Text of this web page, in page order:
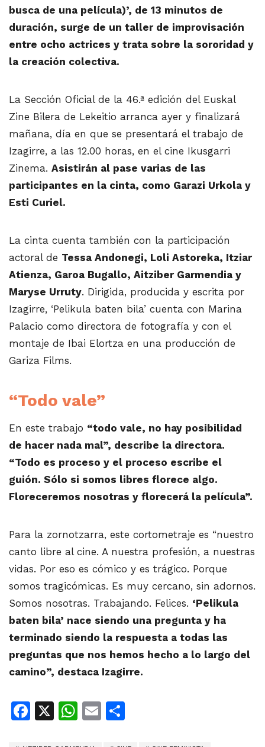
busca de una película)’, de 13 minutos de
duración, surge de un taller de improvisación
entre ocho actrices y trata sobre la sororidad y
la creación colectiva.
La Sección Oficial de la 46.ª edición del Euskal
Zine Bilera de Lekeitio arranca ayer y finalizará
mañana, día en que se presentará el trabajo de
Izagirre, a las 12.00 horas, en el cine Ikusgarri
Zinema. Asistirán al pase varias de las
participantes en la cinta, como Garazi Urkola y
Esti Curiel.
La cinta cuenta también con la participación
actoral de Tessa Andonegi, Loli Astoreka, Itziar
Atienza, Garoa Bugallo, Aitziber Garmendia y
Maryse Urruty. Dirigida, producida y escrita por
Izagirre, ‘Pelikula baten bila’ cuenta con Marina
Palacio como directora de fotografía y con el
montaje de Ibai Elortza en una producción de
Gariza Films.
“Todo vale”
En este trabajo “todo vale, no hay posibilidad
de hacer nada mal”, describe la directora.
“Todo es proceso y el proceso escribe el
guión. Sólo si somos libres florece algo.
Floreceremos nosotras y florecerá la película”.
Para la zornotzarra, este cortometraje es “nuestro
canto libre al cine. A nuestra profesión, a nuestras
vidas. Por eso es cómico y es trágico. Porque
somos tragicómicas. Es muy cercano, sin adornos.
Somos nosotras. Trabajando. Felices. ‘Pelikula
baten bila’ nace siendo una pregunta y ha
terminado siendo la respuesta a todas las
preguntas que nos hemos hecho a lo largo del
camino”, destaca Izagirre.
Facebook
X WhatsApp
Email